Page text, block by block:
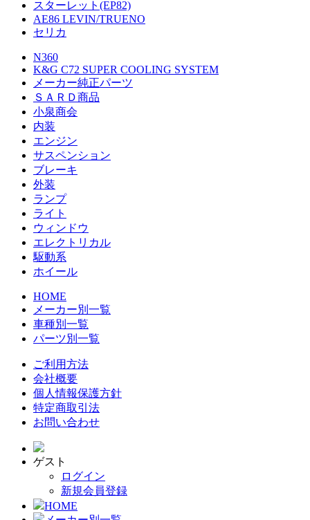
スターレット(EP82)
AE86 LEVIN/TRUENO
セリカ
N360
K&G C72 SUPER COOLING SYSTEM
メーカー純正パーツ
ＳＡＲＤ商品
小泉商会
内装
エンジン
サスペンション
ブレーキ
外装
ランプ
ライト
ウィンドウ
エレクトリカル
駆動系
ホイール
HOME
メーカー別一覧
車種別一覧
パーツ別一覧
ご利用方法
会社概要
個人情報保護方針
特定商取引法
お問い合わせ
ゲスト
ログイン
新規会員登録
HOME